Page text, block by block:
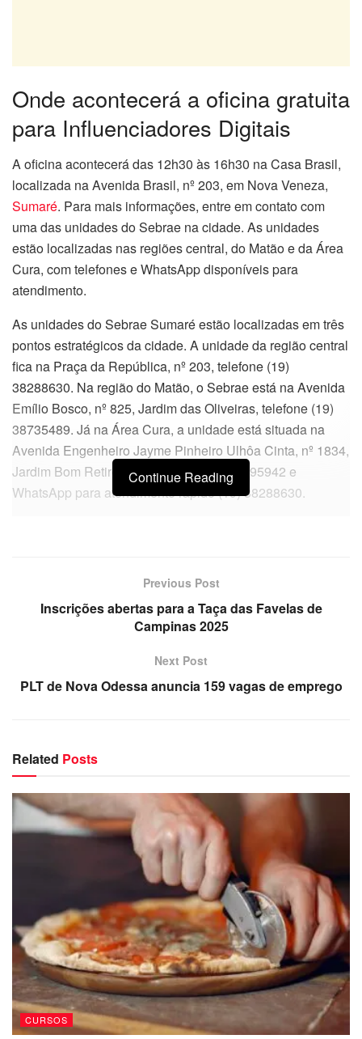
Onde acontecerá a oficina gratuita
para Influenciadores Digitais
A oficina acontecerá das 12h30 às 16h30 na Casa Brasil,
localizada na Avenida Brasil, nº 203, em Nova Veneza,
Sumaré. Para mais informações, entre em contato com
uma das unidades do Sebrae na cidade. As unidades
estão localizadas nas regiões central, do Matão e da Área
Cura, com telefones e WhatsApp disponíveis para
atendimento.
As unidades do Sebrae Sumaré estão localizadas em três
pontos estratégicos da cidade. A unidade da região central
fica na Praça da República, nº 203, telefone (19)
38288630. Na região do Matão, o Sebrae está na Avenida
Emílio Bosco, nº 825, Jardim das Oliveiras, telefone (19)
38735489. Já na Área Cura, a unidade está situada na
Avenida Engenheiro Jayme Pinheiro Ulhôa Cinta, nº 1834,
Jardim Bom Retiro, com telefone (19) 33995942 e
WhatsApp para atendimento rápido (19) 38288630.
Continue Reading
Previous Post
Inscrições abertas para a Taça das Favelas de
Campinas 2025
Next Post
PLT de Nova Odessa anuncia 159 vagas de emprego
Related Posts
CURSOS